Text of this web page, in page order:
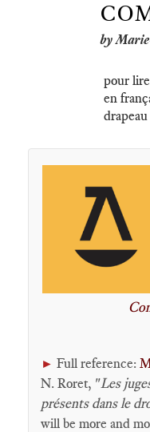
by
pour
en
► Full reference:
N. Roret, "Les
présents dans le
will be more and